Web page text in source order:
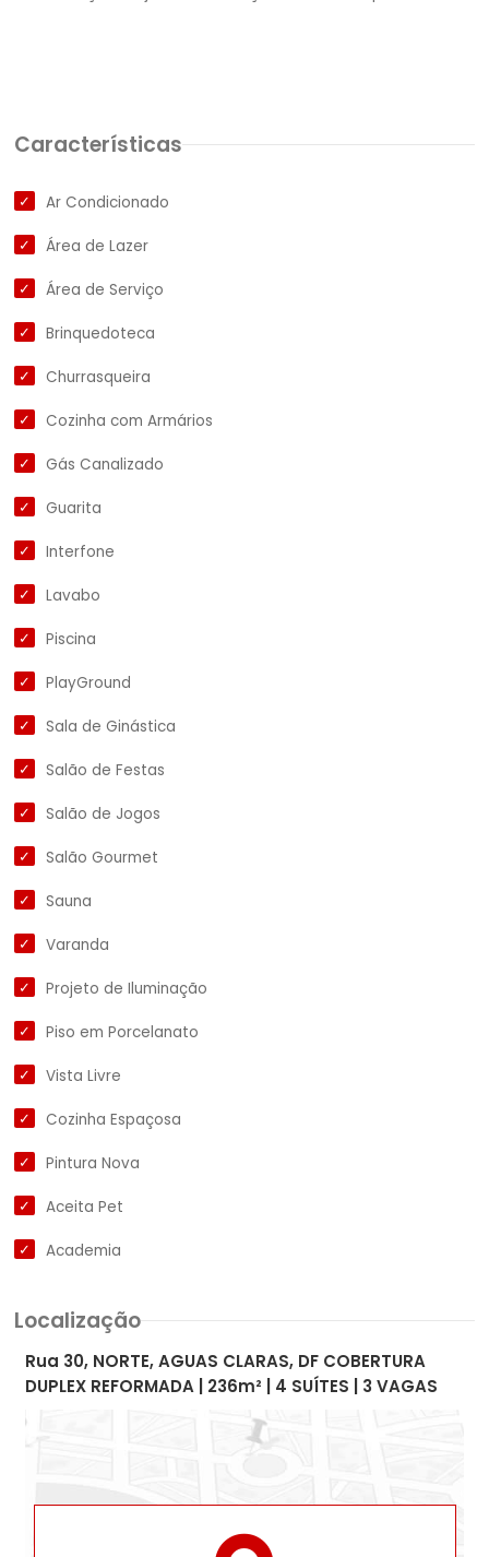
Características
Ar Condicionado
Área de Lazer
Área de Serviço
Brinquedoteca
Churrasqueira
Cozinha com Armários
Gás Canalizado
Guarita
Interfone
Lavabo
Piscina
PlayGround
Sala de Ginástica
Salão de Festas
Salão de Jogos
Salão Gourmet
Sauna
Varanda
Projeto de Iluminação
Piso em Porcelanato
Vista Livre
Cozinha Espaçosa
Pintura Nova
Aceita Pet
Academia
Localização
Rua 30, NORTE, AGUAS CLARAS, DF COBERTURA
DUPLEX REFORMADA | 236m² | 4 SUÍTES | 3 VAGAS